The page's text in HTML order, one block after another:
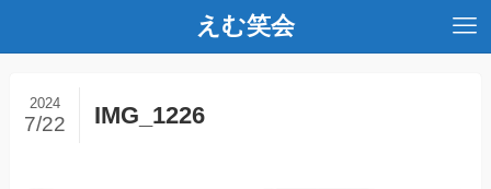
えむ笑会
IMG_1226
2024
7/22